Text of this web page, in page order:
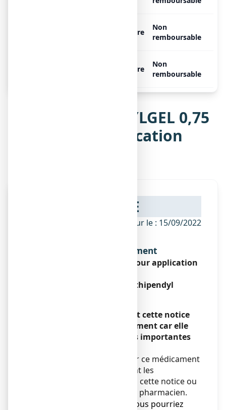
Libre
Non
remboursable
Libre
Non
remboursable
Notice de APAISYLGEL 0,75
%, gel pour application
NOTICE
ANSM - Mis à jour le : 15/09/2022
Dénomination du médicament
APAISYLGEL 0,75 %, gel pour application
Chlorhydrate d'isothipendyl
Veuillez lire attentivement cette notice
avant d’utiliser ce médicament car elle
contient des informations importantes
Vous devez toujours utiliser ce médicament
en suivant scrupuleusement les
informations fournies dans cette notice ou
par votre médecin ou votre pharmacien.
● Gardez cette notice. Vous pourriez